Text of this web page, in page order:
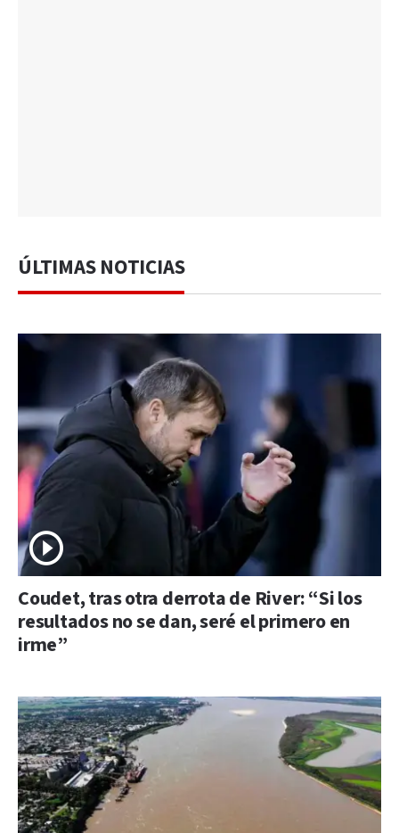
ÚLTIMAS NOTICIAS
Coudet, tras otra derrota de River: “Si los
resultados no se dan, seré el primero en
irme”